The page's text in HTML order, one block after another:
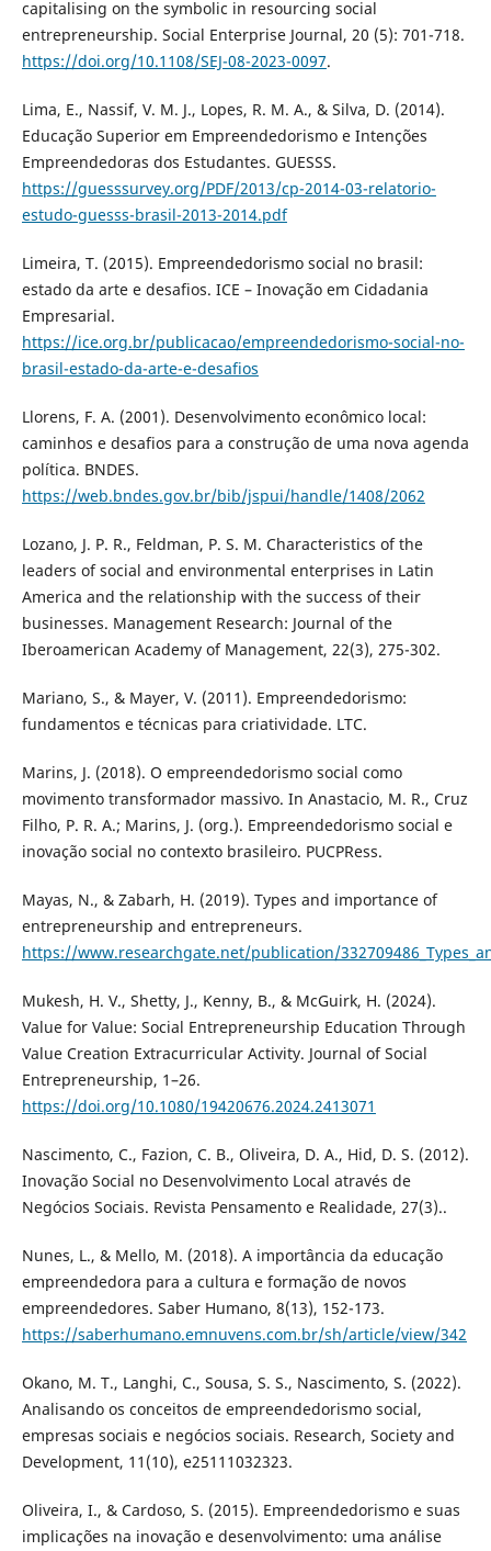
capitalising on the symbolic in resourcing social
entrepreneurship. Social Enterprise Journal, 20 (5): 701-718.
https://doi.org/10.1108/SEJ-08-2023-0097.
Lima, E., Nassif, V. M. J., Lopes, R. M. A., & Silva, D. (2014).
Educação Superior em Empreendedorismo e Intenções
Empreendedoras dos Estudantes. GUESSS.
https://guesssurvey.org/PDF/2013/cp-2014-03-relatorio-
estudo-guesss-brasil-2013-2014.pdf
Limeira, T. (2015). Empreendedorismo social no brasil:
estado da arte e desafios. ICE – Inovação em Cidadania
Empresarial.
https://ice.org.br/publicacao/empreendedorismo-social-no-
brasil-estado-da-arte-e-desafios
Llorens, F. A. (2001). Desenvolvimento econômico local:
caminhos e desafios para a construção de uma nova agenda
política. BNDES.
https://web.bndes.gov.br/bib/jspui/handle/1408/2062
Lozano, J. P. R., Feldman, P. S. M. Characteristics of the
leaders of social and environmental enterprises in Latin
America and the relationship with the success of their
businesses. Management Research: Journal of the
Iberoamerican Academy of Management, 22(3), 275-302.
Mariano, S., & Mayer, V. (2011). Empreendedorismo:
fundamentos e técnicas para criatividade. LTC.
Marins, J. (2018). O empreendedorismo social como
movimento transformador massivo. In Anastacio, M. R., Cruz
Filho, P. R. A.; Marins, J. (org.). Empreendedorismo social e
inovação social no contexto brasileiro. PUCPRess.
Mayas, N., & Zabarh, H. (2019). Types and importance of
entrepreneurship and entrepreneurs.
https://www.researchgate.net/publication/
Mukesh, H. V., Shetty, J., Kenny, B., & McGuirk, H. (2024).
Value for Value: Social Entrepreneurship Education Through
Value Creation Extracurricular Activity. Journal of Social
Entrepreneurship, 1–26.
https://doi.org/10.1080/19420676.2024.2413071
Nascimento, C., Fazion, C. B., Oliveira, D. A., Hid, D. S. (2012).
Inovação Social no Desenvolvimento Local através de
Negócios Sociais. Revista Pensamento e Realidade, 27(3)..
Nunes, L., & Mello, M. (2018). A importância da educação
empreendedora para a cultura e formação de novos
empreendedores. Saber Humano, 8(13), 152-173.
https://saberhumano.emnuvens.com.br/sh/article/view/342
Okano, M. T., Langhi, C., Sousa, S. S., Nascimento, S. (2022).
Analisando os conceitos de empreendedorismo social,
empresas sociais e negócios sociais. Research, Society and
Development, 11(10), e25111032323.
Oliveira, I., & Cardoso, S. (2015). Empreendedorismo e suas
implicações na inovação e desenvolvimento: uma análise